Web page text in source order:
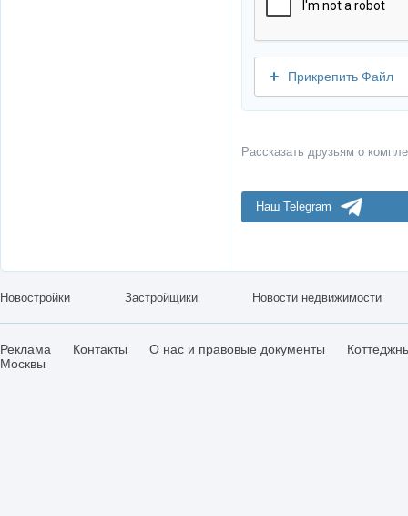
Прикрепить Файл
Рассказать друзьям о
Наш Telegram
Новостройки Застройщики Новости недвижимости
Реклама Контакты О нас и правовые документы
Москвы